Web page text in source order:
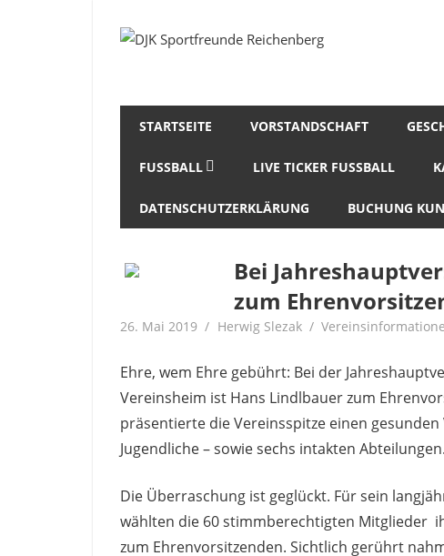
InhaltDJK
Reichenberg
Fußball
Leichtathletik
Radfahren
Ski
STARTSEITE VORSTANDSCHAFT
FUSSBALL LIVE TICKER FUSSBALL
DATENSCHUTZERKLÄRUNG BUCHUNG
Bei
zum
26. Mai 2019 Herwig Slezak
Ehre, wem Ehre gebührt: Bei der
Vereinsheim ist Hans Lindlbauer zum
präsentierte die Vereinsspitze einen
Jugendliche – sowie sechs intakten Abteilungen.
Die Überraschung ist geglückt. Für sein
wählten die 60 stimmberechtigten Mitglieder
zum Ehrenvorsitzenden. Sichtlich gerührt